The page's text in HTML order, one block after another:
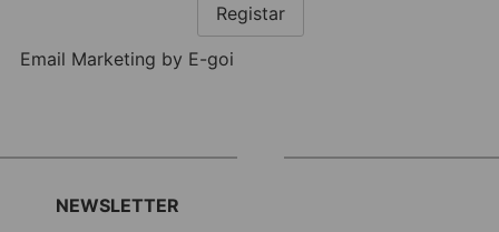
Registar
Email Marketing by E-goi
NEWSLETTER